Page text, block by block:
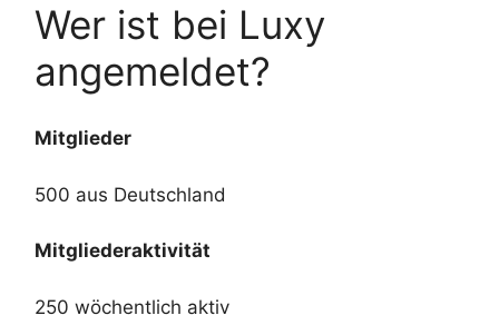
Wer ist bei Luxy
angemeldet?
Mitglieder
500 aus Deutschland
Mitgliederaktivität
250 wöchentlich aktiv